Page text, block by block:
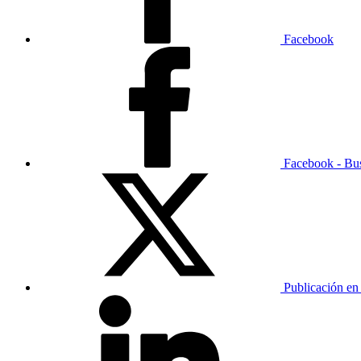
Facebook
Facebook -
Publicación